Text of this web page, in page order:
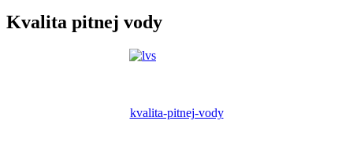
Kvalita pitnej vody
kvalita-pitnej-vody